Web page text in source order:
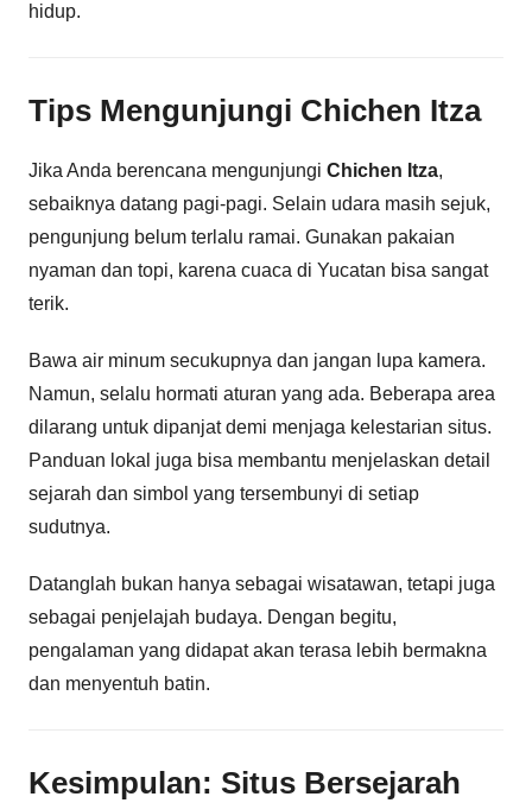
hidup.
Tips Mengunjungi Chichen Itza
Jika Anda berencana mengunjungi Chichen Itza,
sebaiknya datang pagi-pagi. Selain udara masih sejuk,
pengunjung belum terlalu ramai. Gunakan pakaian
nyaman dan topi, karena cuaca di Yucatan bisa sangat
terik.
Bawa air minum secukupnya dan jangan lupa kamera.
Namun, selalu hormati aturan yang ada. Beberapa area
dilarang untuk dipanjat demi menjaga kelestarian situs.
Panduan lokal juga bisa membantu menjelaskan detail
sejarah dan simbol yang tersembunyi di setiap
sudutnya.
Datanglah bukan hanya sebagai wisatawan, tetapi juga
sebagai penjelajah budaya. Dengan begitu,
pengalaman yang didapat akan terasa lebih bermakna
dan menyentuh batin.
Kesimpulan: Situs Bersejarah